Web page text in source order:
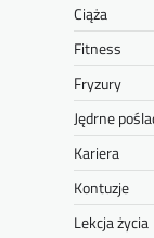
Ciąża
Fitness
Fryzury
Jędrne
Kariera
Kontuzje
Lekcja życia